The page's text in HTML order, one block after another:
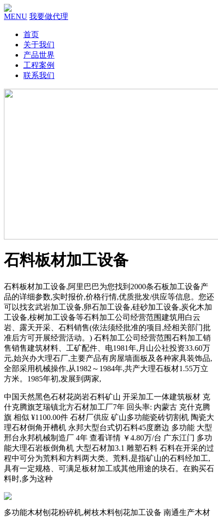
MENU 我要做代理
首页
关于我们
产品世界
工程案例
联系我们
石料板材加工设备
石料板材加工设备,阿里巴巴为您找到2000条石板加工设备产
品的详细参数,实时报价,价格行情,优质批发/供应等信息。您还
可以找玄武岩加工设备,卵石加工设备,硅砂加工设备,炭化木加
工设备,桉树加工设备等石料加工公司经营范围建筑用白云
岩、露天开采、石料销售(依法须经批准的项目,经相关部门批
准后方可开展经营活动。) 石料加工公司经营范围石料加工销
售销售建筑材料、工矿配件、电1981年,月山公社投资33.60万
元,始兴办大理石厂,主要产品有房屋墙面板及各种家具装饰品,
全部采用机械操作,从1982～1984年,共产大理石板材1.55万立
方米。1985年初,发展到两家,
中国天然黑色石材花岗岩石料矿山 开采加工一体建筑板材 克
什克腾旗芝瑞镇北方石材加工厂7年 回头率: 内蒙古 克什克腾
旗 相似 ¥1100.00件 石材厂供应 矿山多功能瓷砖切割机 陶瓷大
理石材倒角开槽机 永邦大型台式切石料45度磨边 多功能 大型
邢台永邦机械制造厂 4年 查看详情 ￥4.80万/台 广东江门 多功
能大理石岩板倒角机 大型石材加3.1 雕塑石料 石料在开采的过
程中可分为荒料和方料两大类。荒料,是指矿山的石料经加工,
具有一定规格、可满足板材加工或其他用途的块石。在购买石
料时,多为这种
多功能木材刨花粉碎机,树枝木料刨花加工设备 南通生产木材